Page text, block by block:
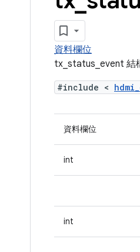
資料欄位
tx_status_event 結
#include <
資料欄位
int
int